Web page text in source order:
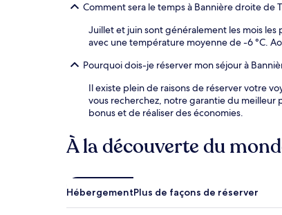
Comment sera le temps à Bannière droite de
Juillet et juin sont généralement les mois
avec une température moyenne de -6 °C.
Pourquoi dois-je réserver mon séjour à
Il existe plein de raisons de réserver votre
vous recherchez, notre garantie du
bonus et de réaliser des économies.
À la découverte du
HébergementPlus de façons de réserver